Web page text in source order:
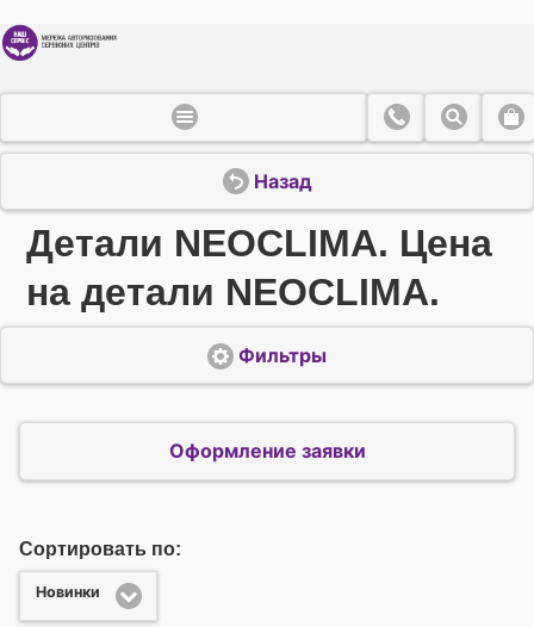
Назад
Детали NEOCLIMA. Цена
на детали NEOCLIMA.
Фильтры
Оформление заявки
Сортировать по:
Новинки